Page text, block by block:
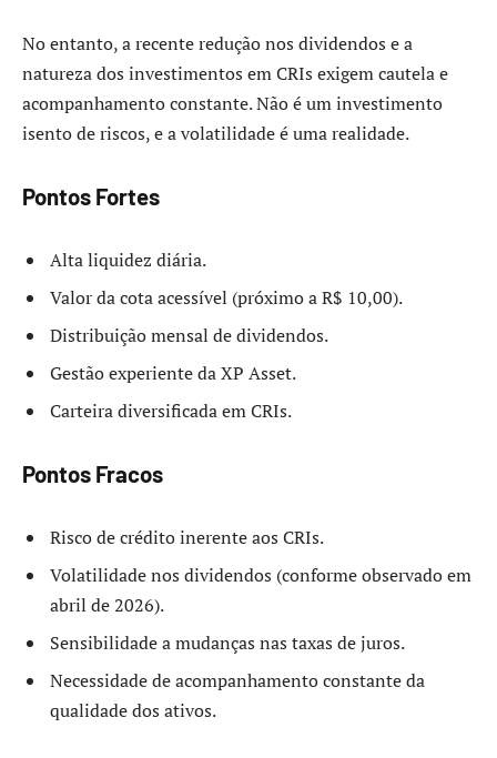
No entanto, a recente redução nos dividendos e a
natureza dos investimentos em CRIs exigem cautela e
acompanhamento constante. Não é um investimento
isento de riscos, e a volatilidade é uma realidade.
Pontos Fortes
Alta liquidez diária.
Valor da cota acessível (próximo a R$ 10,00).
Distribuição mensal de dividendos.
Gestão experiente da XP Asset.
Carteira diversificada em CRIs.
Pontos Fracos
Risco de crédito inerente aos CRIs.
Volatilidade nos dividendos (conforme observado em
abril de 2026).
Sensibilidade a mudanças nas taxas de juros.
Necessidade de acompanhamento constante da
qualidade dos ativos.